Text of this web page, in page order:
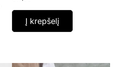
Į krepšelį